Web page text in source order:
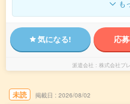
も
気になる! 応
派遣会社 株式会社ブ
未読 掲載日 2026/08/02